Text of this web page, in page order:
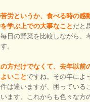
労というか、食べる時の感
学ぶ上での大事なことだと
日の野菜を比較しながら、
。
方だけでなくて、去年以前
いこと ですね。その年によ
は違いますが、困っている
ます。これからも色々な方